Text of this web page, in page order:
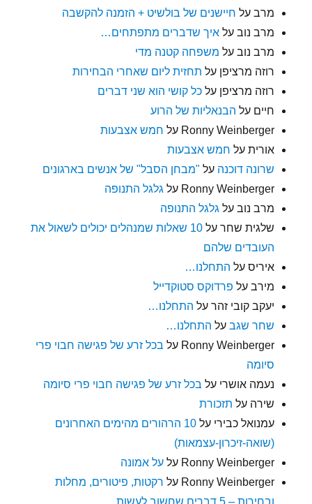
מרב על חיישנים של בולשיט + הזמנה להקשבה
מרב נוב עלאיך שדברים מתפתחים…
מרב נוב על משפחה קטנה מדי
רוזה מרציפן על תחזית ליום שאחרי הבחירות
רוזה מרציפן עלכל קושי הוא שני דברים
חיים על הבנאליות של הרוע
Ronny Weinberger על חמש אצבעות
אורית על חמש אצבעות
שרונה דוכנה על "מבחן הסבל" של אנשים בארגונים
Ronny Weinberger על גלגל התנופה
מרב נוב על גלגל התנופה
שלגית שחר על
10 שאלות שמנהלים יכולים לשאול את
העובדים שלהם
איריס על התחלנו…
מירב על פרדוקס סטוקדייל
יעקב קובי זהר על התחלנו…
שחר שגב על התחלנו…
Ronny Weinberger על בכל זרע של פגישה חבוי פרי
סיומה
נעמה אושרי על בכל זרע של פגישה חבוי פרי סיומה
שירה על תזכורת
עמנואל כבירי על
10 הרהורים מהימים האחרונים
(שואה-זיכרון-עצמאות)
Ronny Weinberger עלעל אמונה
Ronny Weinberger על רקטות, פיטורים, מחלות
ובחירות – 5 דברים שחשוב לעשות